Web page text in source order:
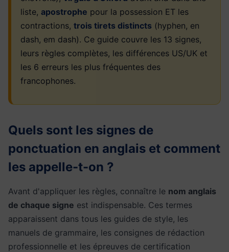
liste, apostrophe pour la possession ET les
contractions, trois tirets distincts (hyphen, en
dash, em dash). Ce guide couvre les 13 signes,
leurs règles complètes, les différences US/UK et
les 6 erreurs les plus fréquentes des
francophones.
Quels sont les signes de
ponctuation en anglais et comment
les appelle-t-on ?
Avant d'appliquer les règles, connaître le nom anglais
de chaque signe est indispensable. Ces termes
apparaissent dans tous les guides de style, les
manuels de grammaire, les consignes de rédaction
professionnelle et les épreuves de certification